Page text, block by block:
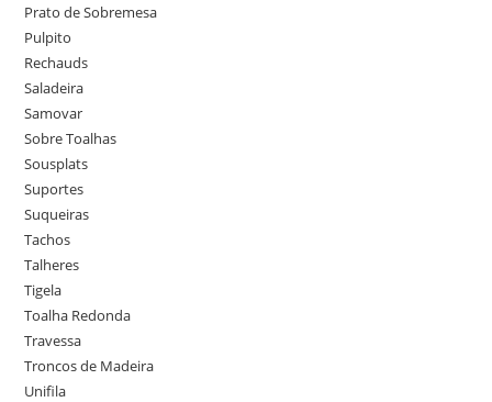
Prato de Sobremesa
Pulpito
Rechauds
Saladeira
Samovar
Sobre Toalhas
Sousplats
Suportes
Suqueiras
Tachos
Talheres
Tigela
Toalha Redonda
Travessa
Troncos de Madeira
Unifila